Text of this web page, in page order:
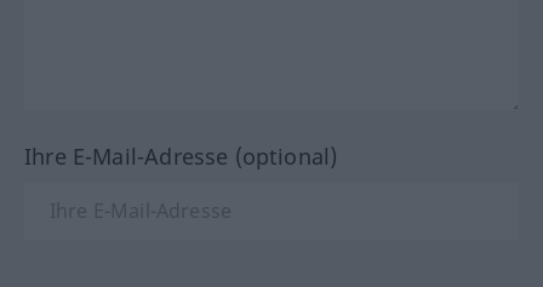
Ihre E-Mail-Adresse (optional)